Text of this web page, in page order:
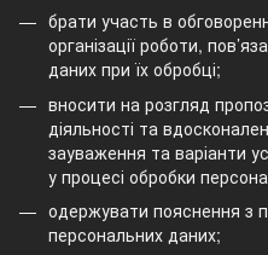
брати участь в
організації роботи,
даних при їх обробці;
вносити на розгляд
діяльності та
зауваження та варіанти
у процесі обробки
одержувати пояснення з
персональних даних;